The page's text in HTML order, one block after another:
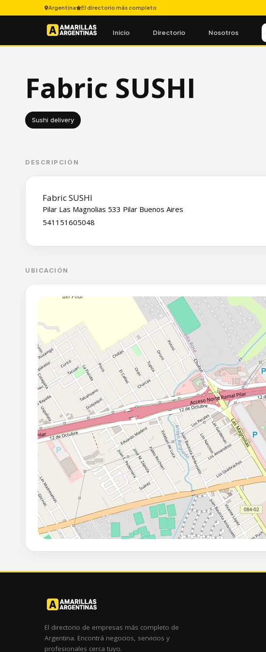
Argentina El directorio más completo
Inicio Directorio Nosotros
Fabric SUSHI
Sushi delivery
DESCRIPCIÓN
Fabric SUSHI
Pilar Las Magnolias 533 Pilar Buenos Aires
541151605048
UBICACIÓN
El directorio de empresas más completo de
Argentina. Encontrá negocios, servicios y
profesionales cerca tuyo.